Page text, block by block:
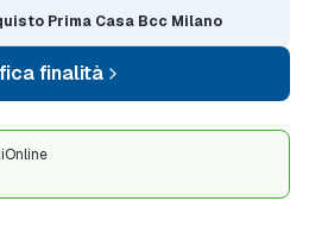
Prima Casa Bcc Milano
finalità